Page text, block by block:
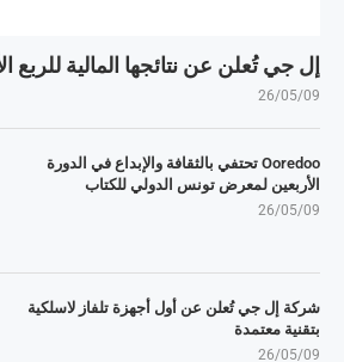
إل جي تُعلن عن نتائجها المالية للربع
26/05/09
Ooredoo تحتفي بالثقافة والإبداع في الدورة
الأربعين لمعرض تونس الدولي للكتاب
26/05/09
شركة إل جي تُعلن عن أول أجهزة تلفاز لاسلكية
بتقنية معتمدة
26/05/09